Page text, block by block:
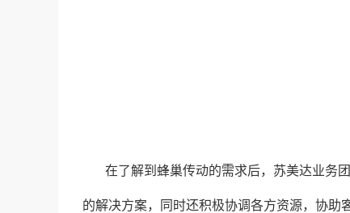
在了解到蜂巢传动的需求后，苏美达业务
的解决方案，同时还积极协调各方资源，协